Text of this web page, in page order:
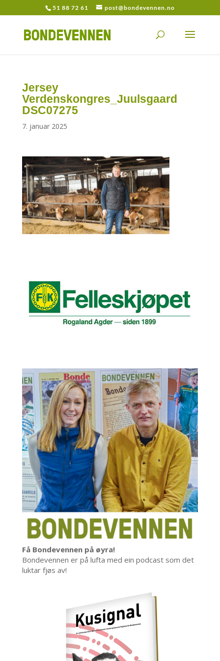
51 88 72 61 post@bondevennen.no
Jersey
Verdenskongres_Juulsgaard
DSC07275
7. januar 2025
Få Bondevennen på øyra!
Bondevennen er på lufta med ein podcast som det
luktar fjøs av!